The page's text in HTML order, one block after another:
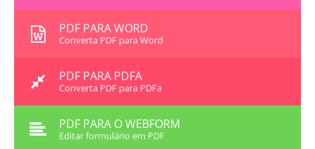
PDF PARA WORD
Converta PDF para Word
PDF PARA PDFA
Converta PDF para PDFa
PDF PARA O WEBFORM
Editar formulário em PDF